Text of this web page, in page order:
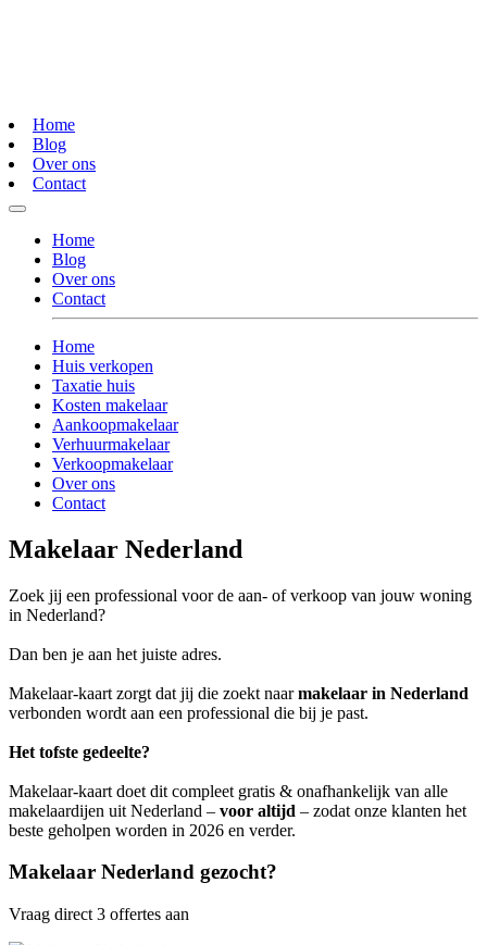
Home
Blog
Over ons
Contact
Home
Blog
Over ons
Contact
Home
Huis verkopen
Taxatie huis
Kosten makelaar
Aankoopmakelaar
Verhuurmakelaar
Verkoopmakelaar
Over ons
Contact
Makelaar Nederland
Zoek jij een professional voor de aan- of verkoop van jouw woning
in Nederland?
Dan ben je aan het juiste adres.
Makelaar-kaart zorgt dat jij die zoekt naarmakelaar in Nederland
verbonden wordt aan een professional die bij je past.
Het tofste gedeelte?
Makelaar-kaart doet dit compleet gratis & onafhankelijk van alle
makelaardijen uit Nederland – voor altijd – zodat onze klanten het
beste geholpen worden in 2026 en verder.
Makelaar Nederland gezocht?
Vraag direct 3 offertes aan